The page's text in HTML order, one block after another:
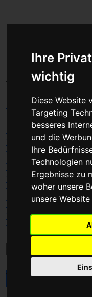
Ihre
wichtig
Diese Website
Targeting
besseres
und die
Ihre
Technologien
Ergebnisse zu
woher unsere
unsere
Blog
Thema 6
Themen
Motor-Steuergeräte
Thema 3
Thema 4
Thema 5
Thema 6
Thema 7
Thema 8
Thema 9
Thema 10
Thema 6